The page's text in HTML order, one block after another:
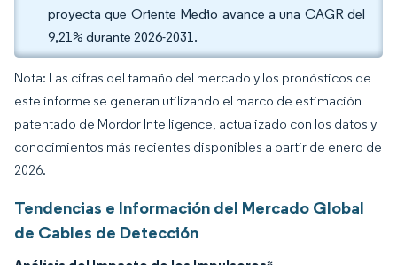
proyecta que Oriente Medio avance a una CAGR del
9,21% durante 2026-2031.
Nota: Las cifras del tamaño del mercado y los pronósticos de
este informe se generan utilizando el marco de estimación
patentado de Mordor Intelligence, actualizado con los datos y
conocimientos más recientes disponibles a partir de enero de
2026.
Tendencias e Información del Mercado Global
de Cables de Detección